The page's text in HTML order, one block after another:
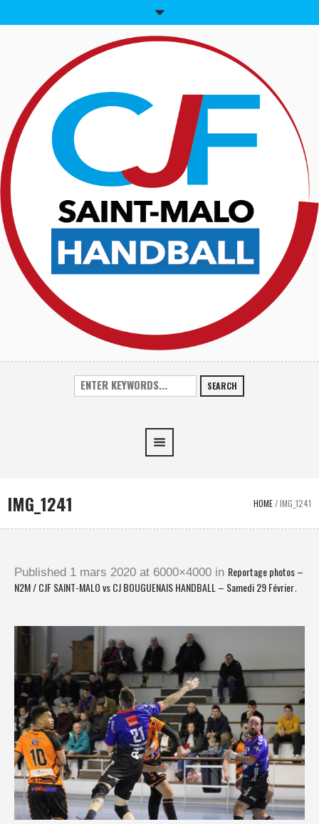
SEARCH
IMG_1241 HOME/IMG_1241
Published 1 mars 2020 at 6000×4000 in Reportage photos –
N2M / CJF SAINT-MALO vs CJ BOUGUENAIS HANDBALL – Samedi 29 Février.